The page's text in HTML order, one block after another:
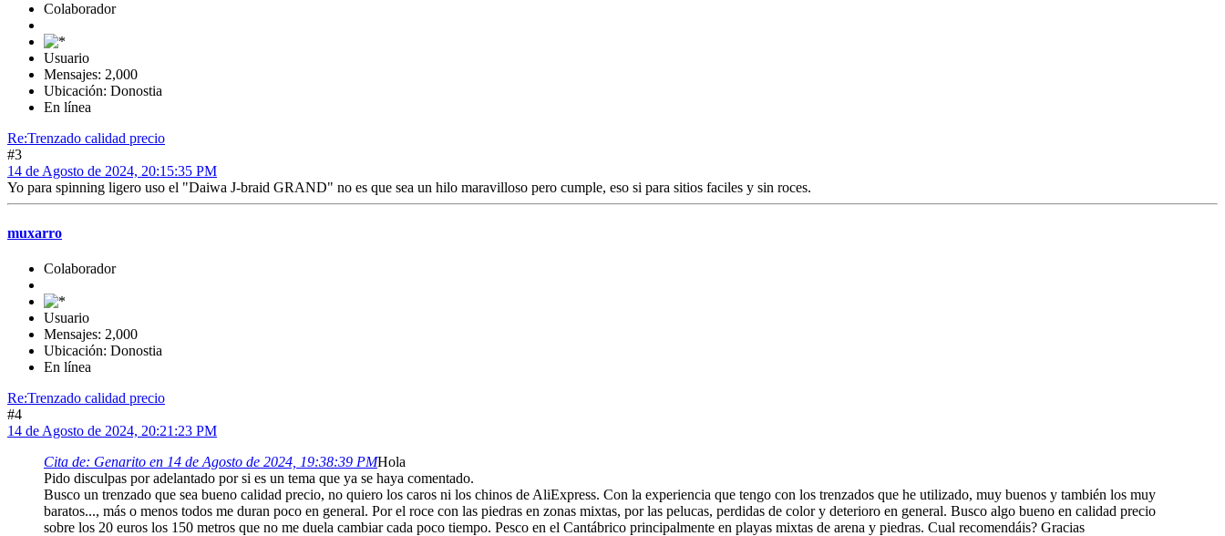
Colaborador
Usuario
Mensajes: 2,000
Ubicación: Donostia
En línea
Re:Trenzado calidad precio
#3
14 de Agosto de 2024, 20:15:35 PM
Yo para spinning ligero uso el "Daiwa J-braid GRAND" no es que sea un hilo maravilloso pero cumple, eso si para sitios faciles y sin roces.
muxarro
Colaborador
Usuario
Mensajes: 2,000
Ubicación: Donostia
En línea
Re:Trenzado calidad precio
#4
14 de Agosto de 2024, 20:21:23 PM
Cita de: Genarito en 14 de Agosto de 2024, 19:38:39 PMHola
Pido disculpas por adelantado por si es un tema que ya se haya comentado.
Busco un trenzado que sea bueno calidad precio, no quiero los caros ni los chinos de AliExpress. Con la experiencia que tengo con los trenzados que he utilizado, muy buenos y también los muy
baratos..., más o menos todos me duran poco en general. Por el roce con las piedras en zonas mixtas, por las pelucas, perdidas de color y deterioro en general. Busco algo bueno en calidad precio
sobre los 20 euros los 150 metros que no me duela cambiar cada poco tiempo. Pesco en el Cantábrico principalmente en playas mixtas de arena y piedras. Cual recomendáis? Gracias